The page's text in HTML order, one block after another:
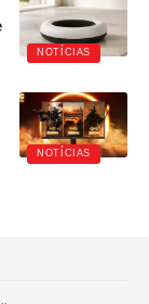
NOTÍCIAS
NOTÍCIAS